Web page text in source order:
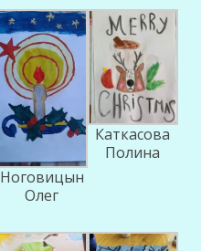
Ноговицын
Олег
Каткасова
Полина